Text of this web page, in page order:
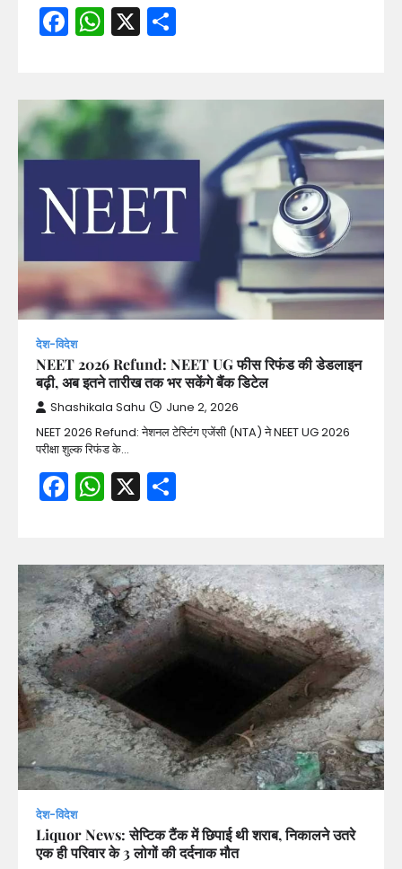
Facebook
WhatsApp
X
देश-विदेश
NEET 2026 Refund: NEET UG फीस रिफंड की डेडलाइन
बढ़ी, अब इतने तारीख तक भर सकेंगे बैंक डिटेल
Shashikala Sahu June 2, 2026
NEET 2026 Refund: नेशनल टेस्टिंग एजेंसी (NTA) ने NEET UG 2026
परीक्षा शुल्क रिफंड के…
Facebook
WhatsApp
X
देश-विदेश
Liquor News: सेप्टिक टैंक में छिपाई थी शराब, निकालने उतरे
एक ही परिवार के 3 लोगों की दर्दनाक मौत